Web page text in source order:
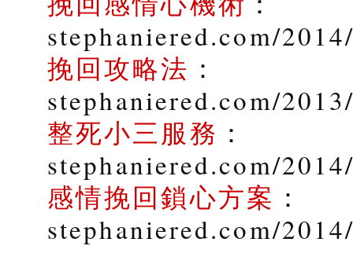
stephaniered.com/
挽回攻略法 ：
stephaniered.com/
整死小三服務 ：
stephaniered.com/
感情挽回鎖心方案 ：
stephaniered.com/